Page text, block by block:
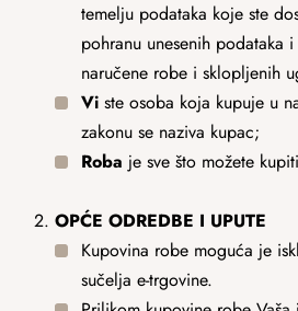
temelju podataka koje ste
pohranu unesenih podataka
naručene robe i sklopljenih
Vi ste osoba koja kupuje u
zakonu se naziva kupac;
Roba je sve što možete
OPĆE ODREDBE I UPUTE
Kupovina robe moguća je
sučelja e-trgovine.